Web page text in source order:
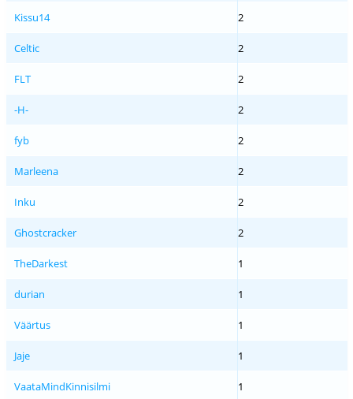
Kissu14 2
Celtic 2
FLT 2
-H- 2
fyb 2
Marleena 2
Inku 2
Ghostcracker 2
TheDarkest 1
durian 1
Väärtus 1
Jaje 1
VaataMindKinnisilmi 1